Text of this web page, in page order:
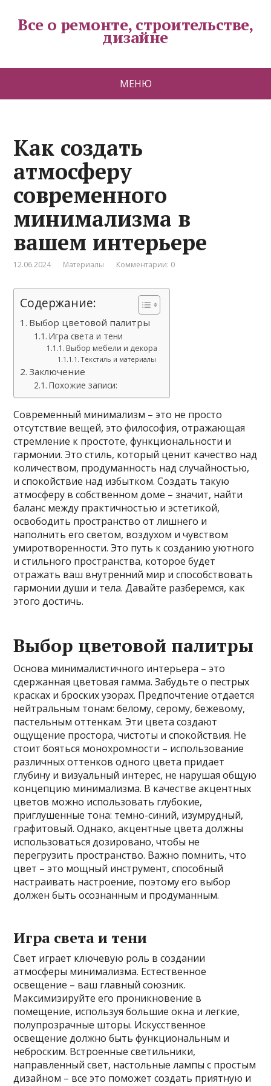
Все о ремонте, строительстве,
дизайне
МЕНЮ
Как создать
атмосферу
современного
минимализма в
вашем интерьере
12.06.2024 Материалы Комментарии: 0
Содержание:
Выбор цветовой палитры
Игра света и тени
Выбор мебели и декора
Текстиль и материалы
Заключение
Похожие записи:
Современный минимализм – это не просто
отсутствие вещей, это философия, отражающая
стремление к простоте, функциональности и
гармонии. Это стиль, который ценит качество над
количеством, продуманность над случайностью,
и спокойствие над избытком. Создать такую
атмосферу в собственном доме – значит, найти
баланс между практичностью и эстетикой,
освободить пространство от лишнего и
наполнить его светом, воздухом и чувством
умиротворенности. Это путь к созданию уютного
и стильного пространства, которое будет
отражать ваш внутренний мир и способствовать
гармонии души и тела. Давайте разберемся, как
этого достичь.
Выбор цветовой палитры
Основа минималистичного интерьера – это
сдержанная цветовая гамма. Забудьте о пестрых
красках и броских узорах. Предпочтение отдается
нейтральным тонам: белому, серому, бежевому,
пастельным оттенкам. Эти цвета создают
ощущение простора, чистоты и спокойствия. Не
стоит бояться монохромности – использование
различных оттенков одного цвета придает
глубину и визуальный интерес, не нарушая общую
концепцию минимализма. В качестве акцентных
цветов можно использовать глубокие,
приглушенные тона: темно-синий, изумрудный,
графитовый. Однако, акцентные цвета должны
использоваться дозировано, чтобы не
перегрузить пространство. Важно помнить, что
цвет – это мощный инструмент, способный
настраивать настроение, поэтому его выбор
должен быть осознанным и продуманным.
Игра света и тени
Свет играет ключевую роль в создании
атмосферы минимализма. Естественное
освещение – ваш главный союзник.
Максимизируйте его проникновение в
помещение, используя большие окна и легкие,
полупрозрачные шторы. Искусственное
освещение должно быть функциональным и
неброским. Встроенные светильники,
направленный свет, настольные лампы с простым
дизайном – все это поможет создать приятную и